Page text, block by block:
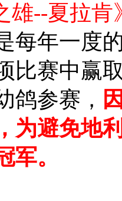
雄--夏拉肯
每年一度
比赛中赢
鸽参赛，
为避免地
军。